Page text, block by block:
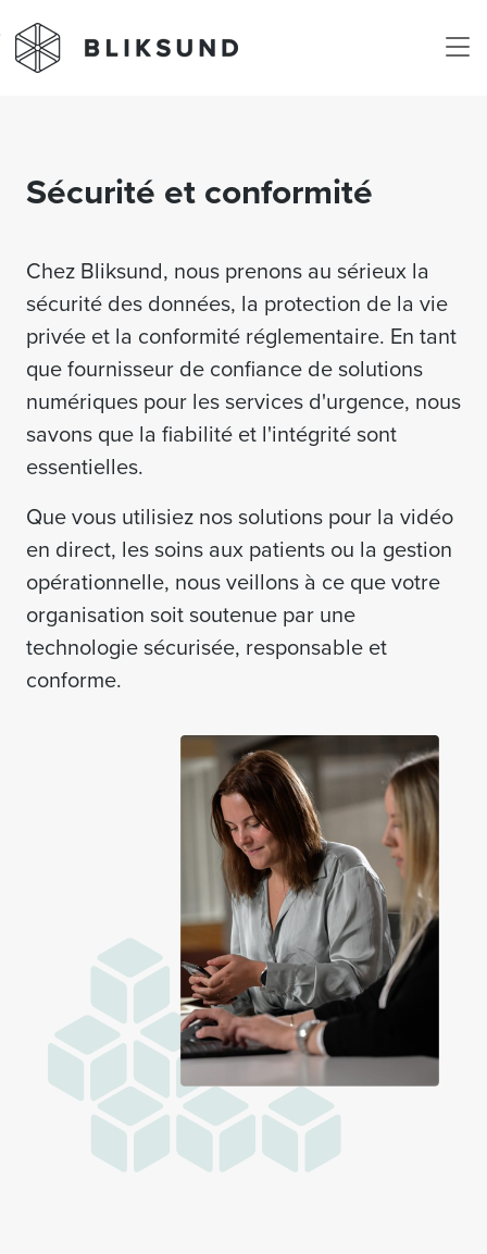
Skip to main content
Sécurité et conformité
Chez Bliksund, nous prenons au sérieux la
sécurité des données, la protection de la vie
privée et la conformité réglementaire. En tant
que fournisseur de confiance de solutions
numériques pour les services d'urgence, nous
savons que la fiabilité et l'intégrité sont
essentielles.
Que vous utilisiez nos solutions pour la vidéo
en direct, les soins aux patients ou la gestion
opérationnelle, nous veillons à ce que votre
organisation soit soutenue par une
technologie sécurisée, responsable et
conforme.